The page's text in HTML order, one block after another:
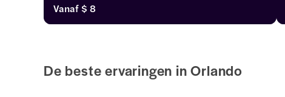
Orlando te bezoeken.
Vanaf$ 8
De beste ervaringen in Orlando